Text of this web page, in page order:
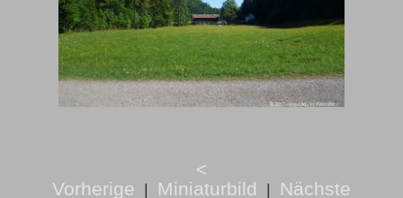
<
Vorherige | Miniaturbild | Nächste